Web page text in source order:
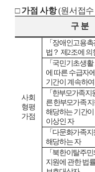
□가점 사항(원서접
구 분
사회
형평
가점
「 장애인고용촉
법 ？ 제 2조에 의
「 국민기초생활
에 따른 수급자
기간이 계속하여
「 한부모가족지
른 한부모가족
해당하는 기간
이상인 자
「 다문화가족지
해당하는 자
「 북한이탈주민
지원에 관한 법